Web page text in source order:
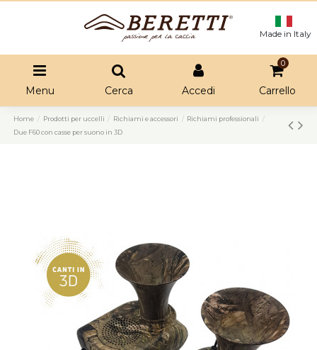
Made in Italy
Menu Cerca Accedi
0
Carrello
Home Prodotti per uccelli Richiami e accessori
Richiami professionali
Due F60 con casse per suono in 3D